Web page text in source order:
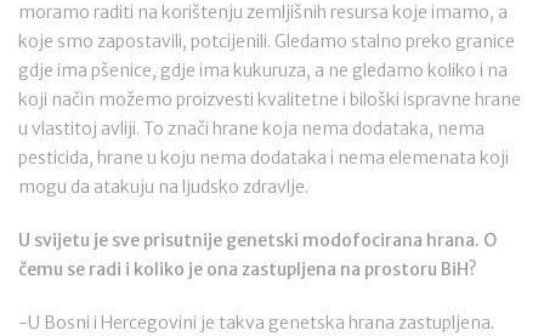
moramo raditi na korištenju zemljišnih resursa koje imamo, a
koje smo zapostavili, potcijenili. Gledamo stalno preko granice
gdje ima pšenice, gdje ima kukuruza, a ne gledamo koliko i na
koji način možemo proizvesti kvalitetne i biloški ispravne hrane
u vlastitoj avliji. To znači hrane koja nema dodataka, nema
pesticida, hrane u koju nema dodataka i nema elemenata koji
mogu da atakuju na ljudsko zdravlje.
U svijetu je sve prisutnije genetski modofocirana hrana. O
čemu se radi i koliko je ona zastupljena na prostoru BiH?
-U Bosni i Hercegovini je takva genetska hrana zastupljena.